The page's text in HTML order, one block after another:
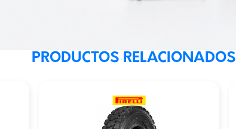
PRODUCTOS RELACIONADOS